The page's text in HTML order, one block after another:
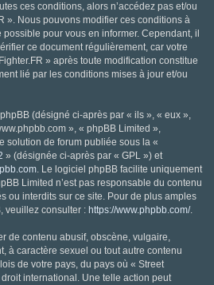
ces conditions, alors n’accédez pas et/ou
». Nous pouvons modifier ces conditions à
pour vous en informer. Cependant, il
ce document régulièrement, car votre
» après toute modification constitue
lié par les conditions mises à jour et/ou
(désigné ci-après par « ils », « eux »,
», « phpBB Limited »,
solution de forum publiée sous la «
» (désignée ci-après par « GPL ») et
. Le logiciel phpBB facilite uniquement
Limited n’est pas responsable du contenu
ou interdits sur ce site. Pour de plus amples
veuillez consulter : https://www.phpbb.com/.
de contenu abusif, obscène, vulgaire,
à caractère sexuel ou tout autre contenu
de votre pays, du pays où « Street
international. Une telle action peut